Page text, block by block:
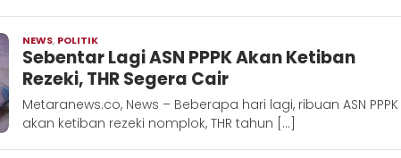
NEWS, POLITIK
Metara
Sebentar Lagi ASN PPPK Akan Ketiban
Rezeki, THR Segera Cair
Metaranews.co, News – Beberapa hari lagi, ribuan ASN PPPK
akan ketiban rezeki nomplok, THR tahun […]